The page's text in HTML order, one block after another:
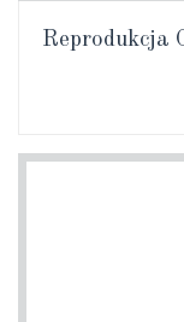
Reprodukcja